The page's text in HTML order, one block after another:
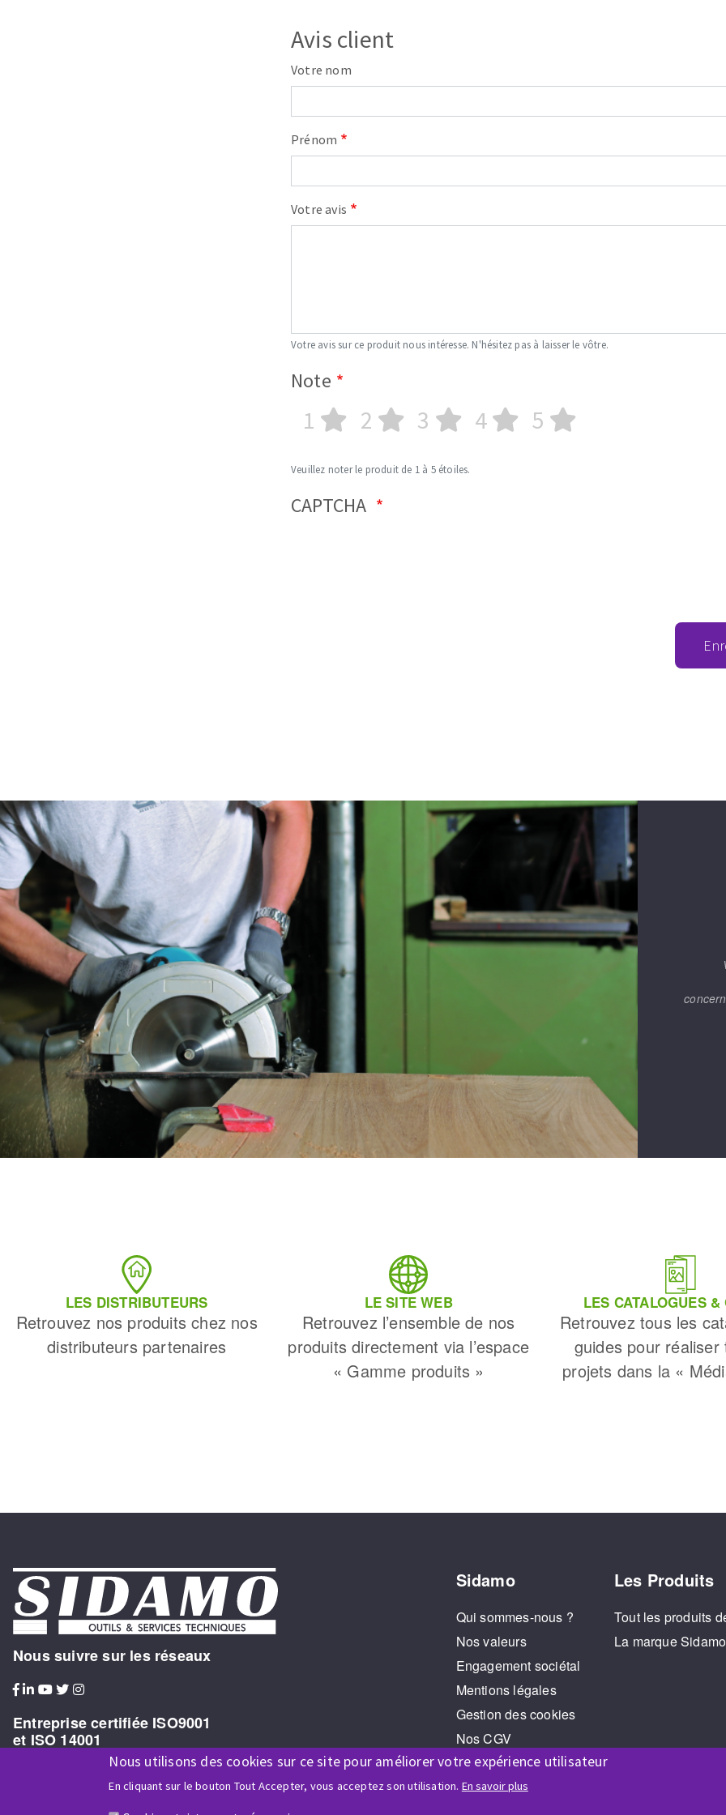
Nous utilisons des cookies sur ce site pour améliorer votre expérience utilisateur
En cliquant sur le bouton Tout Accepter, vous acceptez son utilisation. En savoir plus
OUTILS COUPANTS
Avis client
Votre nom
Prénom
Votre avis
Votre avis sur ce produit nous intéresse. N'hésitez pas à laisser le vôtre.
Note
1 2 3 4 5
Veuillez noter le produit de 1 à 5 étoiles.
CAPTCHA
LES DISTRIBUTEURS
Retrouvez nos produits chez nos
distributeurs partenaires
LE SITE WEB
Retrouvez l’ensemble de nos
produits directement via l’espace
« Gamme produits »
LES CATALOGUES &
Retrouvez tous les
guides pour réaliser
projets dans la «
Nous suivre sur les réseaux
Entreprise certifiée ISO9001
et ISO 14001
Sidamo
Qui sommes-nous ?
Nos valeurs
Engagement sociétal
Mentions légales
Gestion des cookies
Nos CGV
RGPD
Jeux Concours
Les Produits
Tout les produits
La marque Sidamo